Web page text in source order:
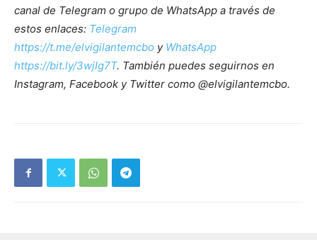
canal de Telegram o grupo de WhatsApp a través de
estos enlaces: Telegram
https://t.me/elvigilantemcbo y WhatsApp
https://bit.ly/3wjIg7T. También puedes seguirnos en
Instagram, Facebook y Twitter como @elvigilantemcbo.